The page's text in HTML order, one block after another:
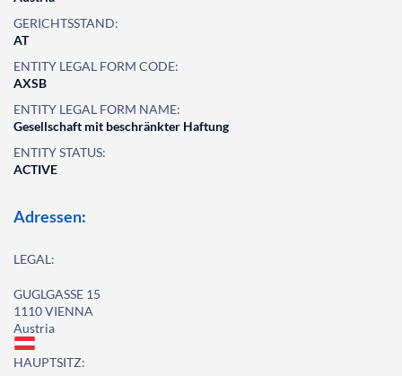
GERICHTSSTAND:
AT
ENTITY LEGAL FORM CODE:
AXSB
ENTITY LEGAL FORM NAME:
Gesellschaft mit beschränkter Haftung
ENTITY STATUS:
ACTIVE
Adressen:
LEGAL:
GUGLGASSE 15
1110 VIENNA
Austria
HAUPTSITZ: